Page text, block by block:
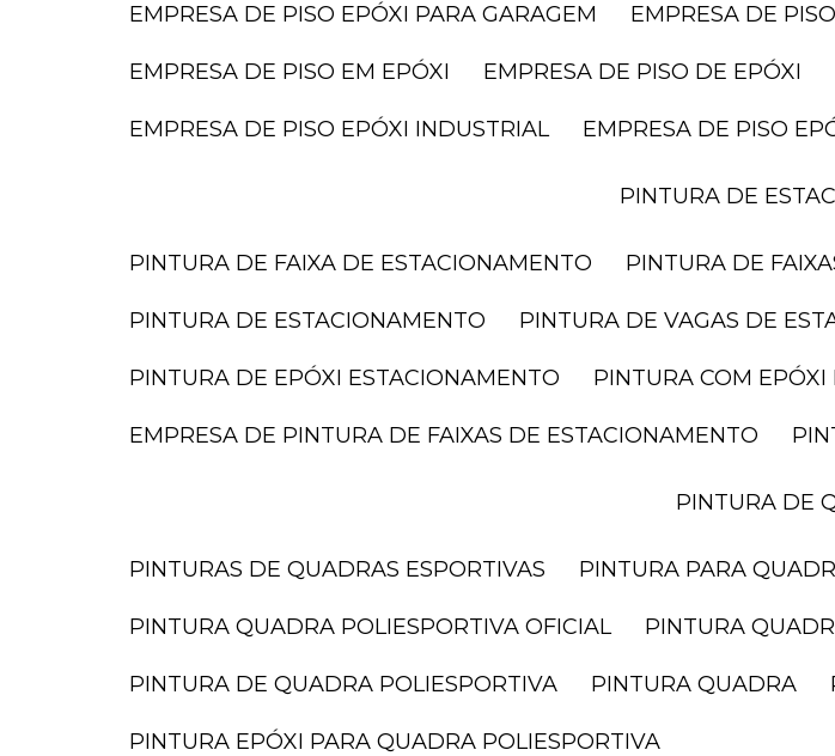
EMPRESA DE PISO EPÓXI PARA GARAGEM EMPRESA DE
EMPRESA DE PISO EM EPÓXI EMPRESA DE PISO DE EPÓXI
EMPRESA DE PISO EPÓXI INDUSTRIAL EMPRESA DE PISO
PINTURA DE
PINTURA DE FAIXA DE ESTACIONAMENTO PINTURA DE
PINTURA DE ESTACIONAMENTO PINTURA DE VAGAS DE
PINTURA DE EPÓXI ESTACIONAMENTO PINTURA COM
EMPRESA DE PINTURA DE FAIXAS DE ESTACIONAMENTO
PINTURA DE
PINTURAS DE QUADRAS ESPORTIVAS PINTURA PARA
PINTURA QUADRA POLIESPORTIVA OFICIAL PINTURA
PINTURA DE QUADRA POLIESPORTIVA PINTURA QUADRA
PINTURA EPÓXI PARA QUADRA POLIESPORTIVA